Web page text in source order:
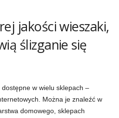
jakości wieszaki,
ślizganie się
dostępne w wielu sklepach –
Można je znaleźć w
domowego, sklepach